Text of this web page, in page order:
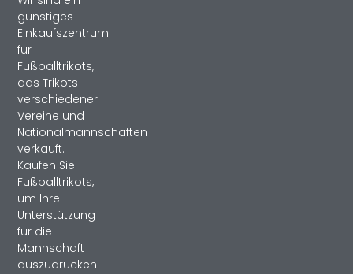
günstiges
Einkaufszentrum
für
Fußballtrikots,
das Trikots
verschiedener
Vereine und
Nationalmannschaften
verkauft.
Kaufen Sie
Fußballtrikots,
um Ihre
Unterstützung
für die
Mannschaft
auszudrücken!